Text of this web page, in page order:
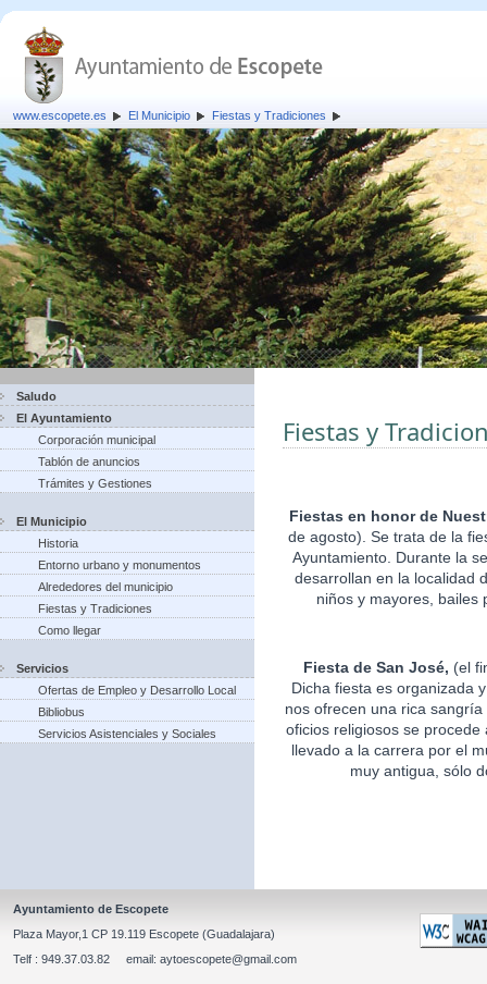
www.escopete.es El Municipio Fiestas y Tradiciones
Saludo
El Ayuntamiento
Corporación municipal
Tablón de anuncios
Trámites y Gestiones
El Municipio
Historia
Entorno urbano y monumentos
Alrededores del municipio
Fiestas y Tradiciones
Como llegar
Servicios
Ofertas de Empleo y Desarrollo Local
Bibliobus
Servicios Asistenciales y Sociales
Fiestas y
Fiestas en honor de
de agosto). Se trata de la
Ayuntamiento. Durante la
desarrollan en la localidad
niños y mayores, bailes
Fiesta de San José, (el
Dicha fiesta es organizada
nos ofrecen una rica
oficios religiosos se
llevado a la carrera por el
muy antigua, sólo
Ayuntamiento de Escopete
Plaza Mayor,1 CP 19.119 Escopete (Guadalajara)
Telf : 949.37.03.82 email: aytoescopete@gmail.com